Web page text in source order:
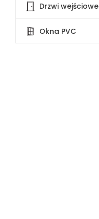
Drzwi wejściowe
Okna PVC